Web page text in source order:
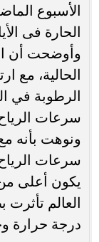
الأسبوع
الحارة فى
وأوضحت أن
الحالية، مع
الرطوبة في
سرعات
ونوهت بأنه
سرعات
يكون أعلى
العالم تأثرت
درجة حرارة